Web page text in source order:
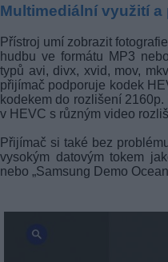
Multimediální využití a
Přístroj umí zobrazit
hudbu ve formátu MP3
typů avi, divx, xvid, mov,
přijímač podporuje kodek
kodekem do rozlišení
v HEVC s různým video
Přijímač si také bez
vysokým datovým tokem
nebo „Samsung Demo